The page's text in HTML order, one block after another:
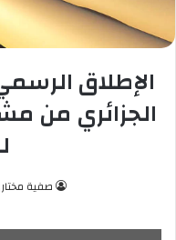
الإطلاق
الجزائري من
صفية